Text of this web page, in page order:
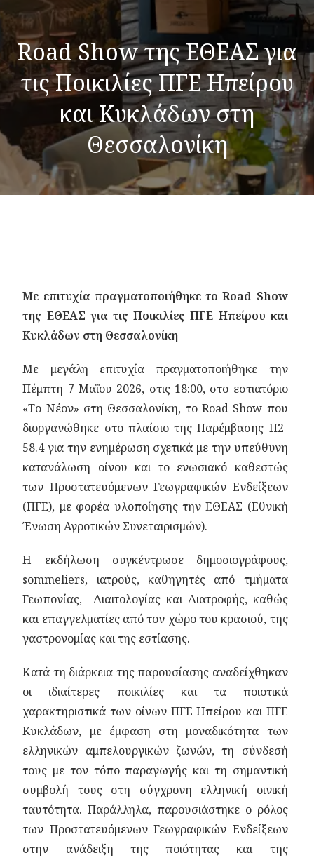
Road Show της ΕΘΕΑΣ για
τις Ποικιλίες ΠΓΕ Ηπείρου
και Κυκλάδων στη
Θεσσαλονίκη
Με επιτυχία πραγματοποιήθηκε το Road Show
της ΕΘΕΑΣ για τις Ποικιλίες ΠΓΕ Ηπείρου και
Κυκλάδων στη Θεσσαλονίκη
Με μεγάλη επιτυχία πραγματοποιήθηκε την
Πέμπτη 7 Μαΐου 2026, στις 18:00, στο εστιατόριο
«Το Νέον» στη Θεσσαλονίκη, το Road Show που
διοργανώθηκε στο πλαίσιο της Παρέμβασης Π2-
58.4 για την ενημέρωση σχετικά με την υπεύθυνη
κατανάλωση οίνου και το ενωσιακό καθεστώς
των Προστατευόμενων Γεωγραφικών Ενδείξεων
(ΠΓΕ), με φορέα υλοποίησης την ΕΘΕΑΣ (Εθνική
Ένωση Αγροτικών Συνεταιρισμών).
Η εκδήλωση συγκέντρωσε δημοσιογράφους,
sommeliers, ιατρούς, καθηγητές από τμήματα
Γεωπονίας, Διαιτολογίας και Διατροφής, καθώς
και επαγγελματίες από τον χώρο του κρασιού, της
γαστρονομίας και της εστίασης.
Κατά τη διάρκεια της παρουσίασης αναδείχθηκαν
οι ιδιαίτερες ποικιλίες και τα ποιοτικά
χαρακτηριστικά των οίνων ΠΓΕ Ηπείρου και ΠΓΕ
Κυκλάδων, με έμφαση στη μοναδικότητα των
ελληνικών αμπελουργικών ζωνών, τη σύνδεσή
τους με τον τόπο παραγωγής και τη σημαντική
συμβολή τους στη σύγχρονη ελληνική οινική
ταυτότητα. Παράλληλα, παρουσιάστηκε ο ρόλος
των Προστατευόμενων Γεωγραφικών Ενδείξεων
στην ανάδειξη της ποιότητας και της